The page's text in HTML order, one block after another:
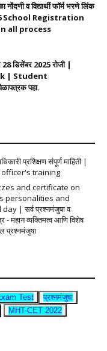
नोंदणी व विद्यार्थी फॉर्म भरणे लिंक
School Registration
all process
डिसेंबर 2025 रोजी |
| Student
पहा.
प्रशिक्षण संपूर्ण माहिती |
training
and certificate on
personalities and
| सर्व प्रश्नमंजुषा व
- महान व्यक्तिमत्व आणि विशेष
प्रश्नमंजुषा
Test
प्रश्नमंजुषा
MHT-CET 2022